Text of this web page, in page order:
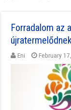
Forradalom az
Eni February